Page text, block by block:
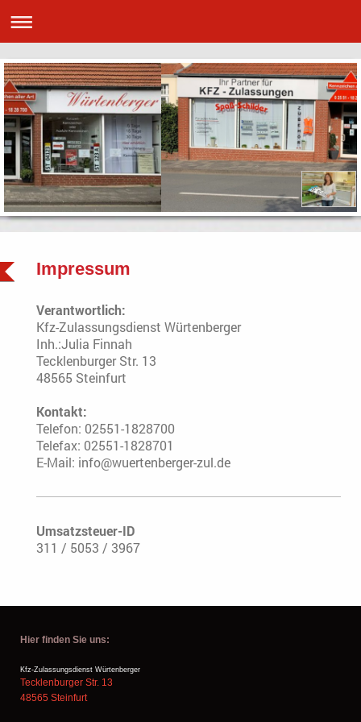
Impressum
Verantwortlich:
Kfz-Zulassungsdienst Würtenberger
Inh.:Julia Finnah
Tecklenburger Str. 13
48565 Steinfurt
Kontakt:
Telefon: 02551-1828700
Telefax: 02551-1828701
E-Mail: info@wuertenberger-zul.de
Umsatzsteuer-ID
311 / 5053 / 3967
Hier finden Sie uns:
Kfz-Zulassungsdienst Würtenberger
Tecklenburger Str. 13
48565 Steinfurt